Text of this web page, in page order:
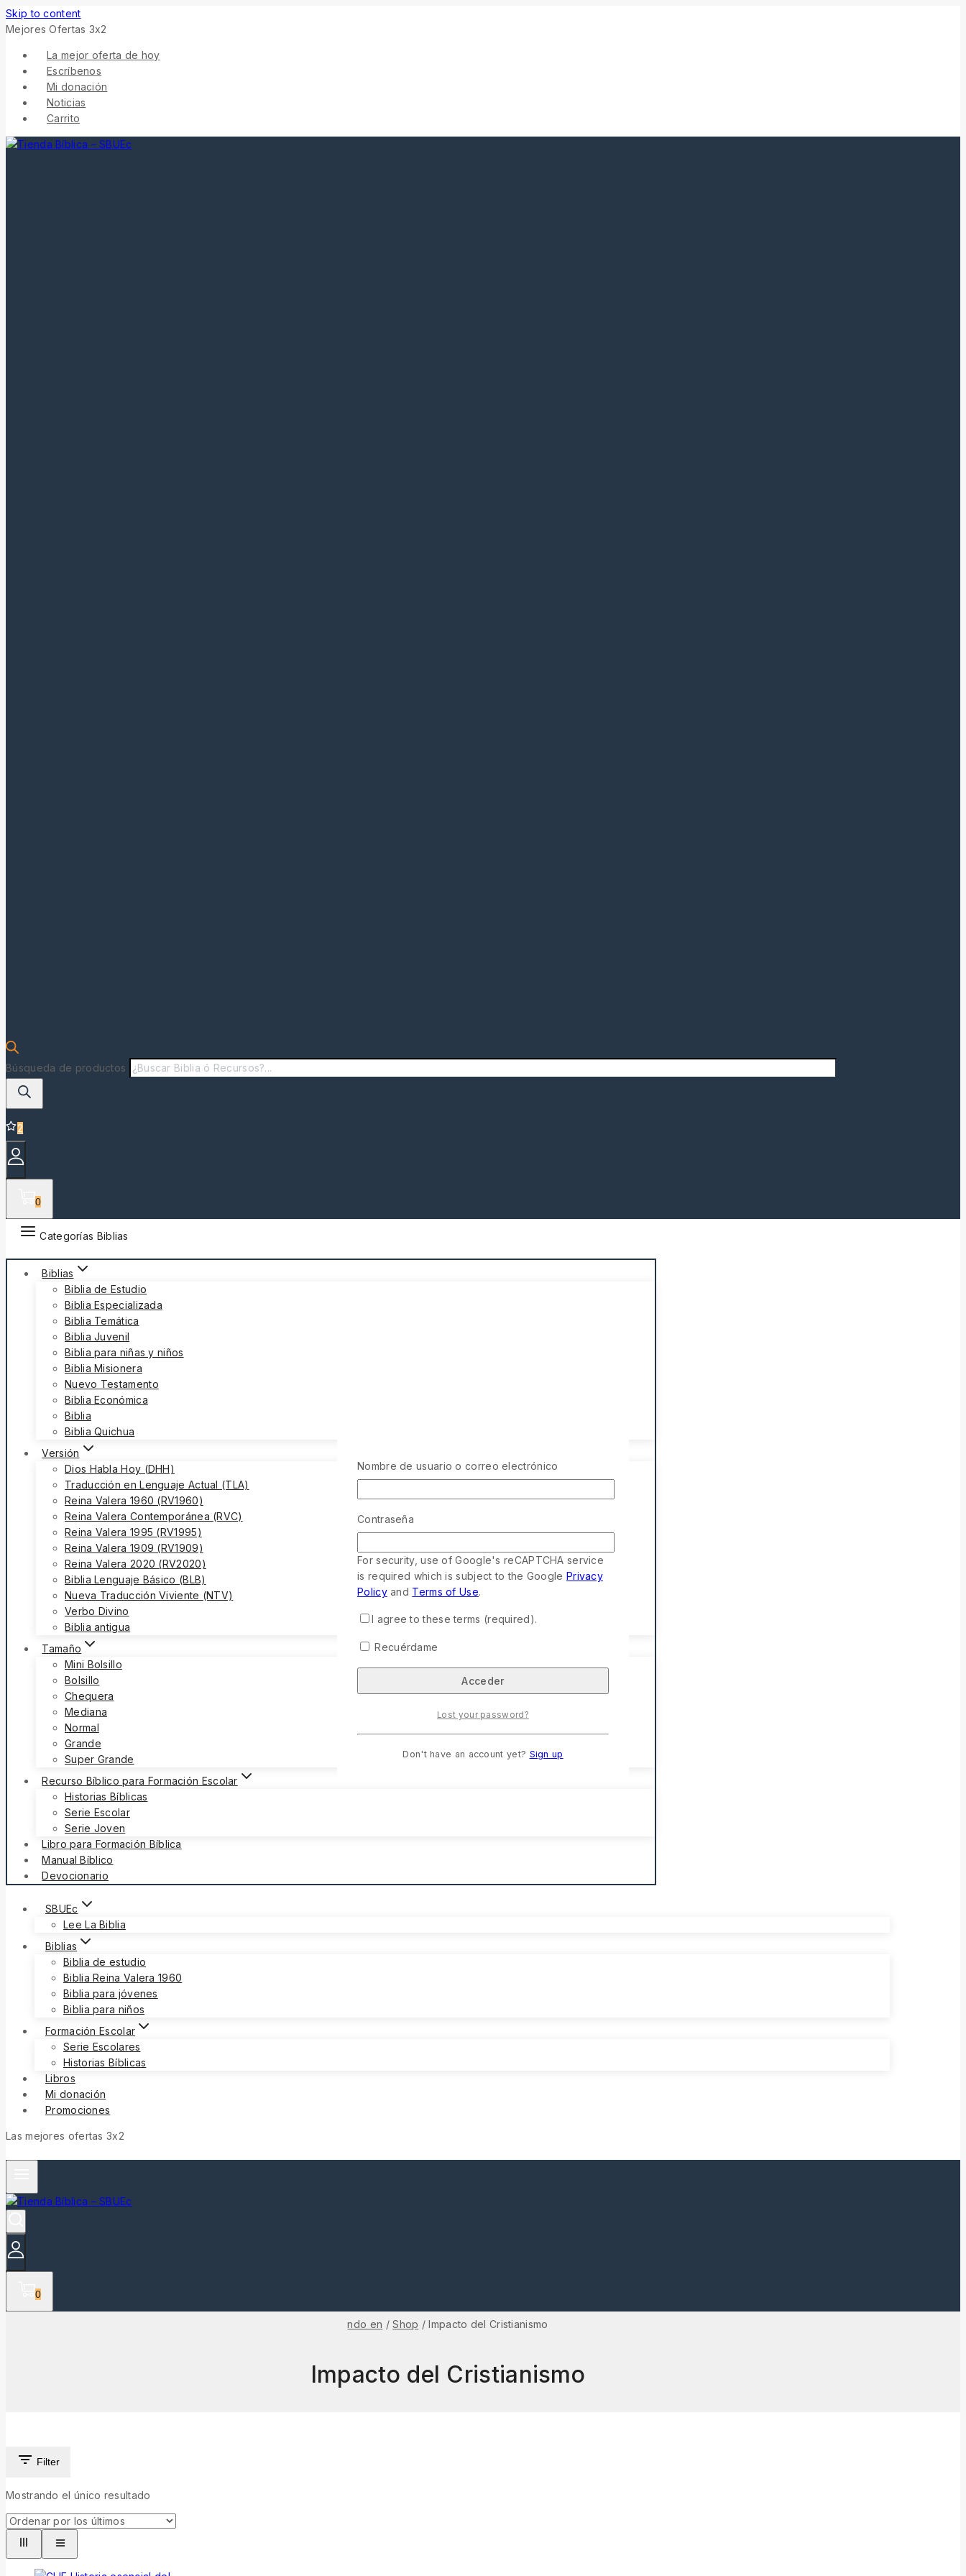
Skip to content
Mejores Ofertas 3x2
La mejor oferta de hoy
Escríbenos
Mi donación
Noticias
Carrito
Búsqueda de productos
2
0
Categorías Biblias
Biblias
Biblia de Estudio
Biblia Especializada
Biblia Temática
Biblia Juvenil
Biblia para niñas y niños
Biblia Misionera
Nuevo Testamento
Biblia Económica
Biblia
Biblia Quichua
Versión
Dios Habla Hoy (DHH)
Traducción en Lenguaje Actual (TLA)
Reina Valera 1960 (RV1960)
Reina Valera Contemporánea (RVC)
Reina Valera 1995 (RV1995)
Reina Valera 1909 (RV1909)
Reina Valera 2020 (RV2020)
Biblia Lenguaje Básico (BLB)
Nueva Traducción Viviente (NTV)
Verbo Divino
Biblia antigua
Tamaño
Mini Bolsillo
Bolsillo
Chequera
Mediana
Normal
Grande
Super Grande
Recurso Bíblico para Formación Escolar
Historias Bíblicas
Serie Escolar
Serie Joven
Libro para Formación Bíblica
Manual Bíblico
Devocionario
SBUEc
Lee La Biblia
Biblias
Biblia de estudio
Biblia Reina Valera 1960
Biblia para jóvenes
Biblia para niños
Formación Escolar
Serie Escolares
Historias Bíblicas
Libros
Mi donación
Promociones
Las mejores ofertas 3x2
0
ndo en / Shop / Impacto del Cristianismo
Impacto del Cristianismo
Filter
Mostrando el único resultado
Nombre de usuario o correo electrónico
Contraseña
For security, use of Google's reCAPTCHA service
is required which is subject to the Google Privacy
Policyand Terms of Use.
I agree to these terms (required).
Recuérdame
Lost your password?
Don't have an account yet? Sign up